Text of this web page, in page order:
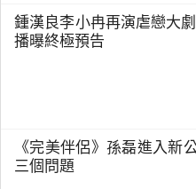
鍾漢良李小冉再演虐戀大
播曝終極預告
《完美伴侶》孫磊進入新
三個問題